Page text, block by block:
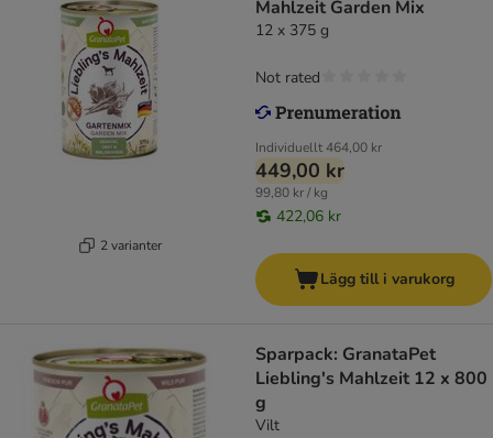
2 varianter
Mahlzeit Garden Mix
12 x 375 g
Individuellt464,00 kr
449,00 kr
99,80 kr / kg
422,06 kr
Not rated
Lägg till i varukorg
Sparpack: GranataPet
Liebling's Mahlzeit 12 x 800
g
Vilt